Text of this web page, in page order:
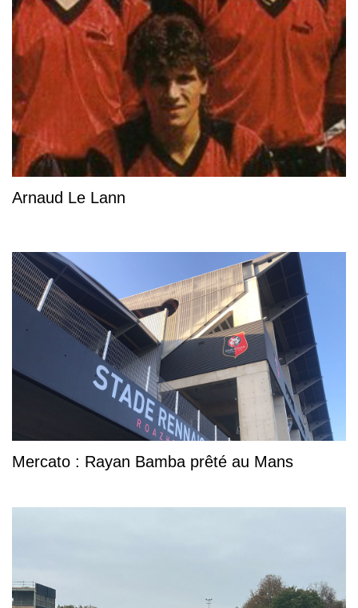
Arnaud Le Lann
Mercato : Rayan Bamba prêté au Mans